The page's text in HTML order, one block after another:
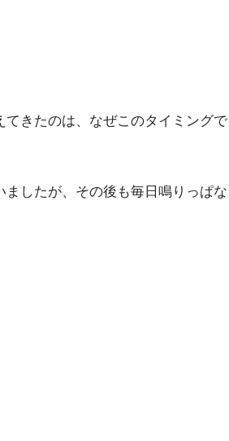
きたのは、なぜこのタイミングで
したが、その後も毎日鳴りっぱな